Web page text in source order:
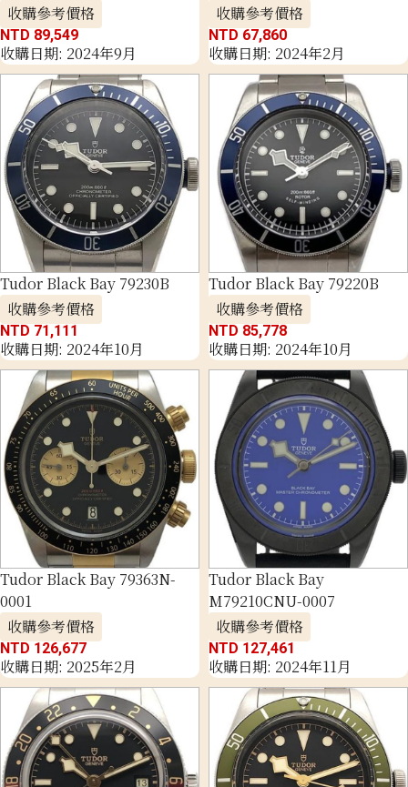
收購參考價格
NTD 89,549
收購日期: 2024年9月
收購參考價格
NTD 67,860
收購日期: 2024年2月
Tudor Black Bay 79230B
收購參考價格
NTD 71,111
收購日期: 2024年10月
Tudor Black Bay 79220B
收購參考價格
NTD 85,778
收購日期: 2024年10月
Tudor Black Bay 79363N-
0001
收購參考價格
NTD 126,677
收購日期: 2025年2月
Tudor Black Bay
M79210CNU-0007
收購參考價格
NTD 127,461
收購日期: 2024年11月